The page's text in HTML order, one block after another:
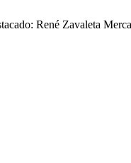
René Zavaleta